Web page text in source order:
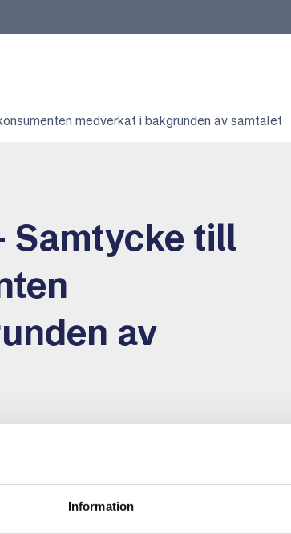
Information
medverkat i bakgrunden av samtalet
Samtycke till
av